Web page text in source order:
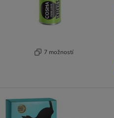
7 možností